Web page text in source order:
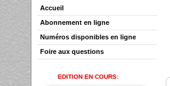
Accueil
Abonnement en ligne
Numéros disponibles en ligne
Foire aux questions
EDITION EN COURS: